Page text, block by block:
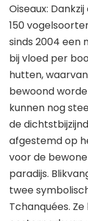
Oiseaux:
150
sinds 2004 een
bij vloed per
hutten,
bewoond
kunnen nog
de
afgestemd op
voor de
paradijs.
twee
Tchanquées.